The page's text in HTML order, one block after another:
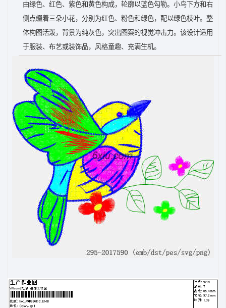
由绿色、红色、紫色和黄色构成，轮廓以蓝色勾勒。小鸟下方和右
侧点缀着三朵小花，分别为红色、粉色和绿色，配以绿色枝叶。整
体构图活泼，背景为纯灰色，突出图案的视觉冲击力。该设计适用
于服装、布艺或装饰品，风格童趣、充满生机。